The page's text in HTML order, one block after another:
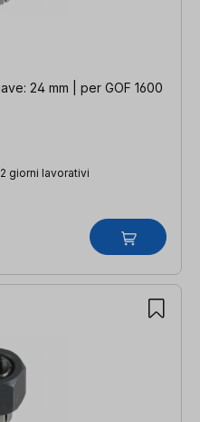
24 mm | per GOF 1600
giorni lavorativi